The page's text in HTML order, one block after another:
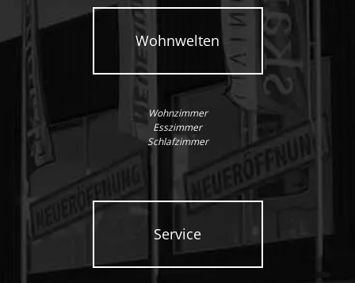
Wohnwelten
Wohnzimmer
Esszimmer
Schlafzimmer
Service